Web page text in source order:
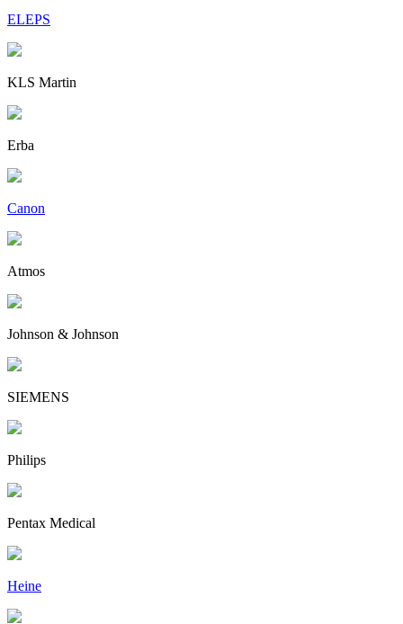
ELEPS
KLS Martin
Erba
Canon
Atmos
Johnson & Johnson
SIEMENS
Philips
Pentax Medical
Heine